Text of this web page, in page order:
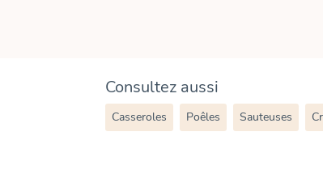
Consultez aussi
Casseroles Poêles Sauteuses